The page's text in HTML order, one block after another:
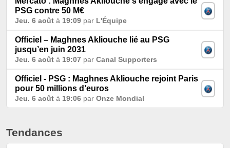
PSG contre 50 M€
Jeu. 6 août à 19:09 par L'Équipe
Officiel – Maghnes Akliouche lié au PSG
jusqu’en juin 2031
Jeu. 6 août à 19:07 par Canal Supporters
Officiel - PSG : Maghnes Akliouche rejoint Paris
pour 50 millions d’euros
Jeu. 6 août à 19:06 par Onze Mondial
Tendances